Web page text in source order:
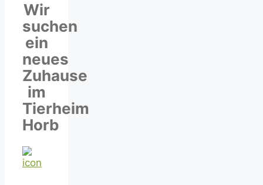
Wir
suchen
ein
neues
Zuhause
im
Tierheim
Horb